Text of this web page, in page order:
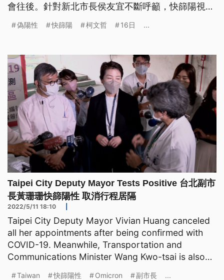
會往後。針對新北市長侯友宜不斷呼籲，快篩陽視同
由、投藥無人負責疑慮，但侯友宜反問，快篩試劑應
偽陽性 快篩陽 柯文哲 16日 ...
Taipei City Deputy Mayor Tests Positive 台北副市
長黃珊珊快篩陽性 取消行程居隔
2022/5/11 18:10
Taipei City Deputy Mayor Vivian Huang canceled
all her appointments after being confirmed with
COVID-19. Meanwhile, Transportation and
Communications Minister Wang Kwo-tsai is also
Taiwan 快篩陽性 Omicron 副市長 ...